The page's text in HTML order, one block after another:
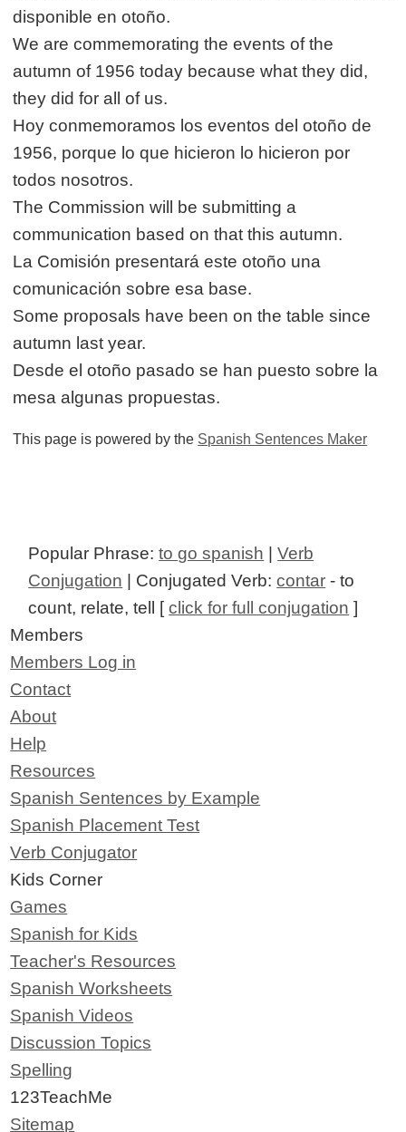
disponible en otoño.
We are commemorating the events of the
autumn of 1956 today because what they did,
they did for all of us.
Hoy conmemoramos los eventos del otoño de
1956, porque lo que hicieron lo hicieron por
todos nosotros.
The Commission will be submitting a
communication based on that this autumn.
La Comisión presentará este otoño una
comunicación sobre esa base.
Some proposals have been on the table since
autumn last year.
Desde el otoño pasado se han puesto sobre la
mesa algunas propuestas.
This page is powered by the Spanish Sentences Maker
Popular Phrase:to go spanish |Verb
Conjugation | Conjugated Verb:contar - to
count, relate, tell [click for full conjugation ]
Members
Members Log in
Contact
About
Help
Resources
Spanish Sentences by Example
Spanish Placement Test
Verb Conjugator
Kids Corner
Games
Spanish for Kids
Teacher's Resources
Spanish Worksheets
Spanish Videos
Discussion Topics
Spelling
123TeachMe
Sitemap